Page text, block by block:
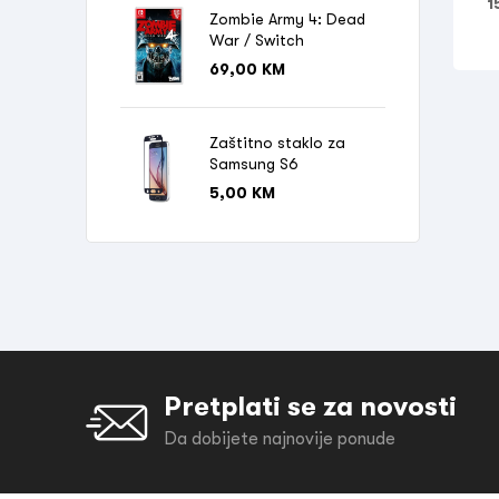
Zombie Army 4: Dead
War / Switch
69,00 KM
Zaštitno staklo za
Samsung S6
5,00 KM
Pretplati se za novosti
Da dobijete najnovije ponude